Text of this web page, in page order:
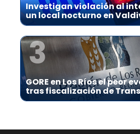
Investigan violación al
un local nocturno en
3
GORE en Los Ríos el peor
tras fiscalización de